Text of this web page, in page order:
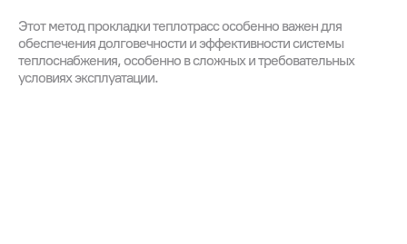
Этот метод прокладки теплотрасс особенно важен для
обеспечения долговечности и эффективности системы
теплоснабжения, особенно в сложных и требовательных
условиях эксплуатации.